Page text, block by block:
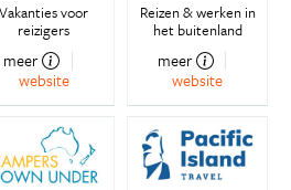
Vakanties voor
reizigers
meer
website
Reizen & werken in
het buitenland
meer
website